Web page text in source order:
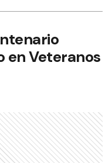
en Veteranos